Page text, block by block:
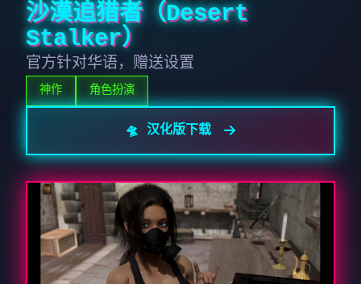
沙漠追猎者（Desert
Stalker）
官方针对华语，赠送设置
神作 角色扮演
🛸 汉化版下载